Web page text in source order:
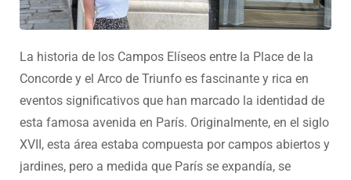
La historia de los Campos Elíseos entre la Place de la
Concorde y el Arco de Triunfo es fascinante y rica en
eventos significativos que han marcado la identidad de
esta famosa avenida en París. Originalmente, en el siglo
XVII, esta área estaba compuesta por campos abiertos y
jardines, pero a medida que París se expandía, se